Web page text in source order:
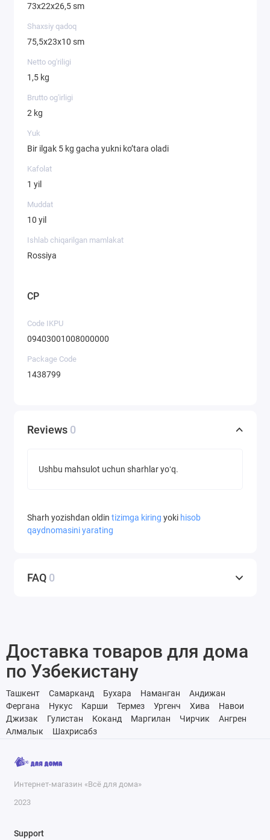
73х22х26,5 sm
Shaxsiy qadoq
75,5х23х10 sm
Netto og'riligi
1,5 kg
Brutto og'irligi
2 kg
Yuk
Bir ilgak 5 kg gacha yukni ko’tara oladi
Kafolat
1 yil
Muddat
10 yil
Ishlab chiqarilgan mamlakat
Rossiya
CP
Code IKPU
09403001008000000
Package Code
1438799
Reviews 0
Ushbu mahsulot uchun sharhlar yoʻq.
Sharh yozishdan oldin tizimga kiring yoki hisob
qaydnomasini yarating
FAQ 0
Доставка товаров для дома
по Узбекистану
Ташкент Самарканд Бухара Наманган
Андижан
Фергана
Нукус Карши Термез Ургенч Хива
Навои
Джизак
Гулистан Коканд Маргилан Чирчик
Ангрен
Алмалык
Шахрисабз
Интернет-магазин «Всё для дома»
2023
Support